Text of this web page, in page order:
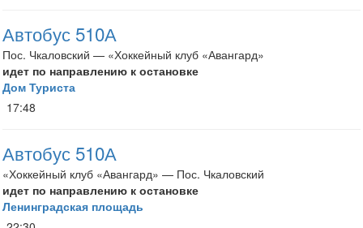
Автобус 510А
Пос. Чкаловский — «Хоккейный клуб «Авангард»
идет по направлению к остановке
Дом Туриста
17:48
Автобус 510А
«Хоккейный клуб «Авангард» — Пос. Чкаловский
идет по направлению к остановке
Ленинградская площадь